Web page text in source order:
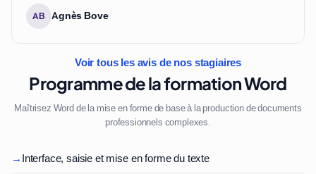
AB Agnès Bove
Voir tous les avis de nos stagiaires
Programme de la formation Word
Maîtrisez Word de la mise en forme de base à la production de documents
professionnels complexes.
→ Interface, saisie et mise en forme du texte